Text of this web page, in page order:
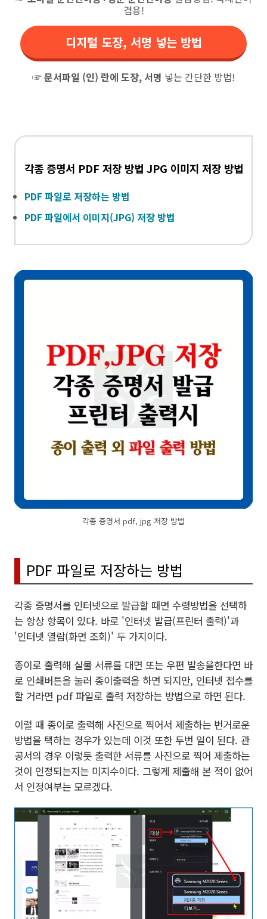
겸용!
디지털 도장, 서명 넣는 방법
☞문서파일 (인) 란에 도장, 서명 넣는 간단한 방법!
각종 증명서 PDF 저장 방법 JPG 이미지 저장 방법
PDF 파일로 저장하는 방법
PDF 파일에서 이미지(JPG) 저장 방법
각종 증명서 pdf, jpg 저장 방법
PDF 파일로 저장하는 방법
각종 증명서를 인터넷으로 발급할 때면 수령방법을 선택하
는 항상 항목이 있다. 바로 '인터넷 발급(프린터 출력)'과
'인터넷 열람(화면 조회)' 두 가지이다.
종이로 출력해 실물 서류를 대면 또는 우편 발송을한다면 바
로 인쇄버튼을 눌러 종이출력을 하면 되지만, 인터넷 접수를
할 거라면 pdf 파일로 출력 저장하는 방법으로 하면 된다.
이럴 때 종이로 출력해 사진으로 찍어서 제출하는 번거로운
방법을 택하는 경우가 있는데 이것 또한 두번 일이 된다. 관
공서의 경우 이렇듯 출력한 서류를 사진으로 찍어 제출하는
것이 인정되는지는 미지수이다. 그렇게 제출해 본 적이 없어
서 인정여부는 모르겠다.